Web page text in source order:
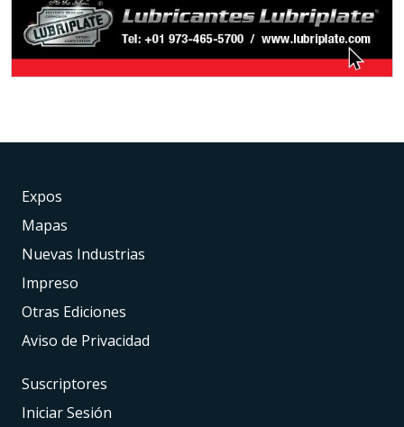
Expos
Mapas
Nuevas Industrias
Impreso
Otras Ediciones
Aviso de Privacidad
Suscriptores
Iniciar Sesión